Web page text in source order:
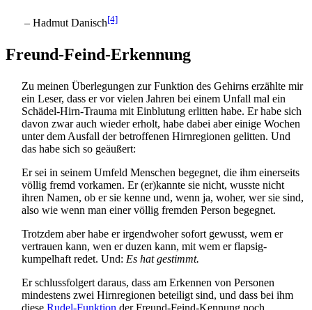
– Hadmut Danisch[4]
Freund-Feind-Erkennung
Zu meinen Überlegungen zur Funktion des Gehirns erzählte mir
ein Leser, dass er vor vielen Jahren bei einem Unfall mal ein
Schädel-Hirn-Trauma mit Einblutung erlitten habe. Er habe sich
davon zwar auch wieder erholt, habe dabei aber einige Wochen
unter dem Ausfall der betroffenen Hirnregionen gelitten. Und
das habe sich so geäußert:
Er sei in seinem Umfeld Menschen begegnet, die ihm einerseits
völlig fremd vorkamen. Er (er)kannte sie nicht, wusste nicht
ihren Namen, ob er sie kenne und, wenn ja, woher, wer sie sind,
also wie wenn man einer völlig fremden Person begegnet.
Trotzdem aber habe er irgendwoher sofort gewusst, wem er
vertrauen kann, wen er duzen kann, mit wem er flapsig-
kumpelhaft redet. Und: Es hat gestimmt.
Er schlussfolgert daraus, dass am Erkennen von Personen
mindestens zwei Hirnregionen beteiligt sind, und dass bei ihm
diese Rudel-Funktion der Freund-Feind-Kennung noch